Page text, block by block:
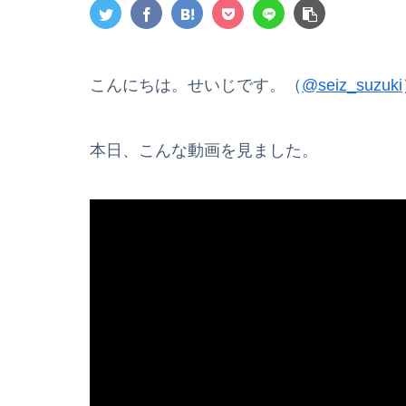
こんにちは。せいじです。（ @seiz_suzuki
本日、こんな動画を見ました。